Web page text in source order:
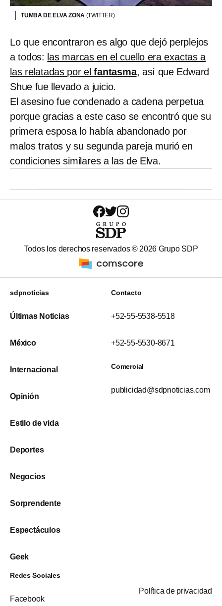
TUMBA DE ELVA ZONA (TWITTER)
Lo que encontraron es algo que dejó perplejos
a todos: las marcas en el cuello era exactas a
las relatadas por elfantasma, así que Edward
Shue fue llevado a juicio.
El asesino fue condenado a cadena perpetua
porque gracias a este caso se encontró que su
primera esposa lo había abandonado por
malos tratos y su segunda pareja murió en
condiciones similares a las de Elva.
Todos los derechos reservados © 2026 Grupo SDP
sdpnoticias
Últimas Noticias
México
Internacional
Opinión
Estilo de vida
Deportes
Negocios
Sorprendente
Espectáculos
Geek
Contacto
+52-55-5538-5518
+52-55-5530-8671
Comercial
publicidad@sdpnoticias.com
Redes Sociales
Facebook
Política de privacidad